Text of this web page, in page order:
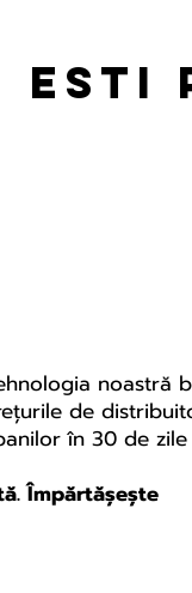
esti
noastră
de
în 30 de
Împărtășește